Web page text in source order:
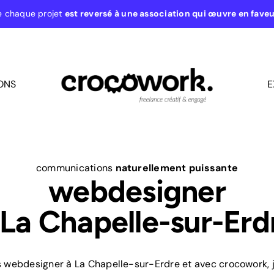
chaque projet est reversé à une association qui œuvre en
communications naturellement puissante
webdesigner
Chapelle-sur-
webdesigner à La Chapelle-sur-Erdre et avec crocowork,